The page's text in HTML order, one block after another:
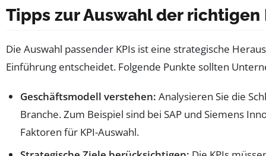
Tipps zur Auswahl der richtigen
Die Auswahl passender KPIs ist eine strategische
Einführung entscheidet. Folgende Punkte sollten
Geschäftsmodell verstehen: Analysieren Sie die
Branche. Zum Beispiel sind bei SAP und Siemens
Faktoren für KPI-Auswahl.